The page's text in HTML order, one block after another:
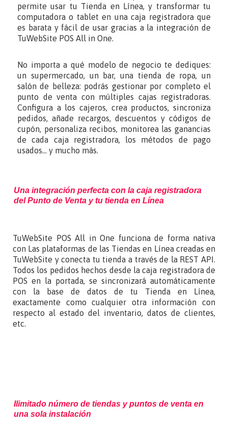
permite usar tu Tienda en Línea, y transformar tu
computadora o tablet en una caja registradora que
es barata y fácil de usar gracias a la integración de
TuWebSite POS All in One.
No importa a qué modelo de negocio te dediques:
un supermercado, un bar, una tienda de ropa, un
salón de belleza: podrás gestionar por completo el
punto de venta con múltiples cajas registradoras.
Configura a los cajeros, crea productos, sincroniza
pedidos, añade recargos, descuentos y códigos de
cupón, personaliza recibos, monitorea las ganancias
de cada caja registradora, los métodos de pago
usados… y mucho más.
Una integración perfecta con la caja registradora
del Punto de Venta y tu tienda en Línea
TuWebSite POS All in One funciona de forma nativa
con Las plataformas de las Tiendas en Línea creadas en
TuWebSite y conecta tu tienda a través de la REST API.
Todos los pedidos hechos desde la caja registradora de
POS en la portada, se sincronizará automáticamente
con la base de datos de tu Tienda en Línea,
exactamente como cualquier otra información con
respecto al estado del inventario, datos de clientes,
etc.
Ilimitado número de tiendas y puntos de venta en
una sola instalación